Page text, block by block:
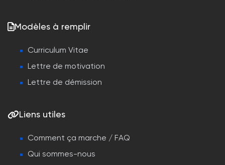
Modèles à remplir
Curriculum Vitae
Lettre de motivation
Lettre de démission
Liens utiles
Comment ça marche / FAQ
Qui sommes-nous